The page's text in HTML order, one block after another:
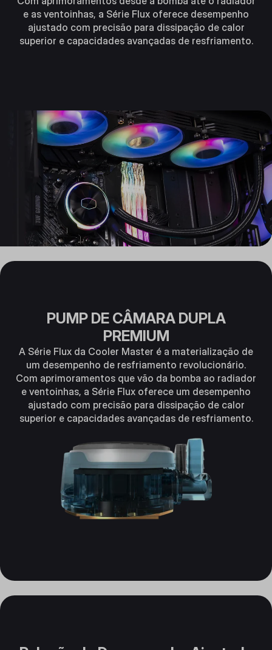
e as ventoinhas, a Série Flux oferece desempenho
ajustado com precisão para dissipação de calor
superior e capacidades avançadas de resfriamento.
PUMP DE CÂMARA DUPLA
PREMIUM
A Série Flux da Cooler Master é a materialização de
um desempenho de resfriamento revolucionário.
Com aprimoramentos que vão da bomba ao radiador
e ventoinhas, a Série Flux oferece um desempenho
ajustado com precisão para dissipação de calor
superior e capacidades avançadas de resfriamento.